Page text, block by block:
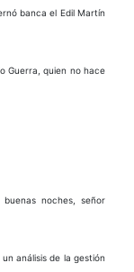
banca el Edil Martín
Guerra, quien no hace
buenas noches, señor
análisis de la gestión